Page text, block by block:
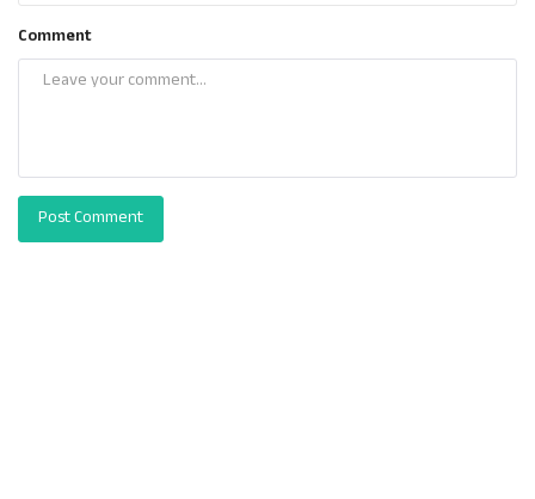
Comment
Post Comment